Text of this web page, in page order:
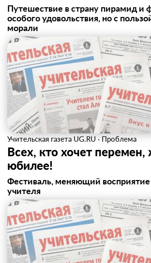
Путешествие в страну пирамид и
особого удовольствия, но с
морали
Учительская газета UG.RU · Проблема
Всех, кто хочет перемен,
юбилее!
Фестиваль, меняющий
учителя